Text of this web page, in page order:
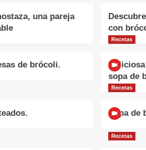
una pareja
con
de brócoli.
Recetas
sopa de
Recetas
Sopa de
Recetas